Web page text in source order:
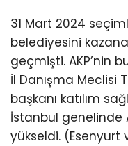
31 Mart 2024
belediyesini
geçmişti. AKP’nin
İl Danışma Meclisi
başkanı katılım
İstanbul genelinde
yükseldi. (Esenyurt